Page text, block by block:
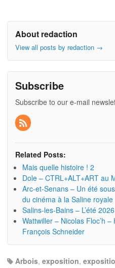
About redaction
View all posts by redaction →
Subscribe
Subscribe to our e-mail
Related Posts:
Mais quelle histoire ! 2
Dole – CTRL+ALT+ART au
Arc-et-Senans – Un été
du cinéma à la Saline royale
Salins-les-Bains – L’été
Wattwiller – Nicolas Floc’h
François Schneider
Arbois, exposition,